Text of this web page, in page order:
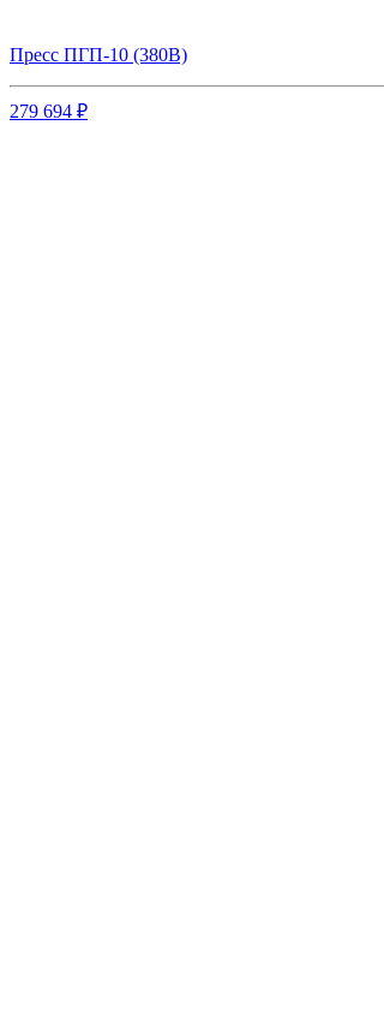
Пресс ПГП-10 (380В)
279 694 ₽